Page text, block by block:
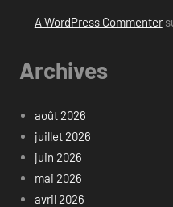
A WordPress Commenter
Archives
août 2026
juillet 2026
juin 2026
mai 2026
avril 2026